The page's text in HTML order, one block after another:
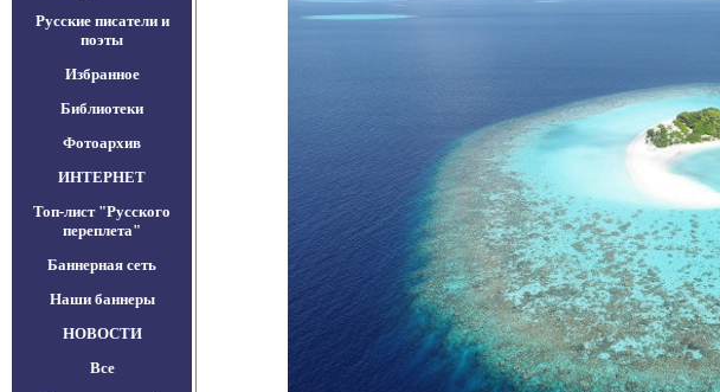
Русские писатели и
поэты
Избранное
Библиотеки
Фотоархив
ИНТЕРНЕТ
Топ-лист "Русского
переплета"
Баннерная сеть
Наши баннеры
НОВОСТИ
Все